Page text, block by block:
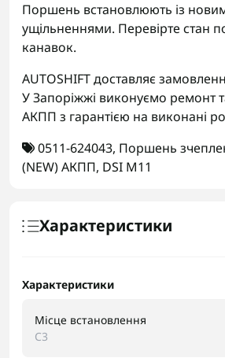
Поршень встановлюють із
ущільненнями. Перевірте стан
канавок.
AUTOSHIFT доставляє
У Запоріжжі виконуємо ремонт
АКПП з гарантією на виконані
0511-624043, Поршень
(NEW) АКПП, DSI M11
Характеристики
Характеристики
Місце встановлення
C3